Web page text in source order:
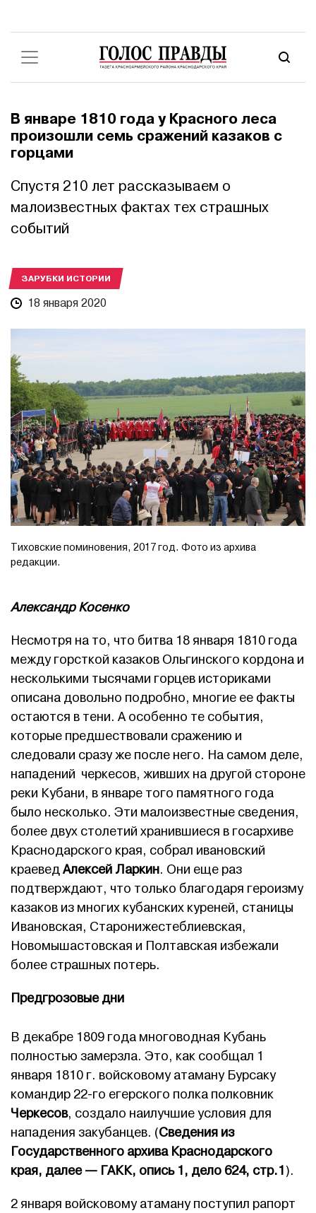
В январе 1810 года у Красного леса
произошли семь сражений казаков с
горцами
Спустя 210 лет рассказываем о
малоизвестных фактах тех страшных
событий
ЗАРУБКИ ИСТОРИИ
18 января 2020
Тиховские поминовения, 2017 год. Фото из архива
редакции.
Александр Косенко
Несмотря на то, что битва 18 января 1810 года
между горсткой казаков Ольгинского кордона и
несколькими тысячами горцев историками
описана довольно подробно, многие ее факты
остаются в тени. А особенно те события,
которые предшествовали сражению и
следовали сразу же после него. На самом деле,
нападений черкесов, живших на другой стороне
реки Кубани, в январе того памятного года
было несколько. Эти малоизвестные сведения,
более двух столетий хранившиеся в госархиве
Краснодарского края, собрал ивановский
краеведАлексей Ларкин. Они еще раз
подтверждают, что только благодаря героизму
казаков из многих кубанских куреней, станицы
Ивановская, Старонижестеблиевская,
Новомышастовская и Полтавская избежали
более страшных потерь.
Предгрозовые дни
В декабре 1809 года многоводная Кубань
полностью замерзла. Это, как сообщал 1
января 1810 г. войсковому атаману Бурсаку
командир 22-го егерского полка полковник
Черкесов, создало наилучшие условия для
нападения закубанцев. (Сведения из
Государственного архива Краснодарского
края, далее — ГАКК, опись 1, дело 624, стр.1).
2 января войсковому атаману поступил рапорт